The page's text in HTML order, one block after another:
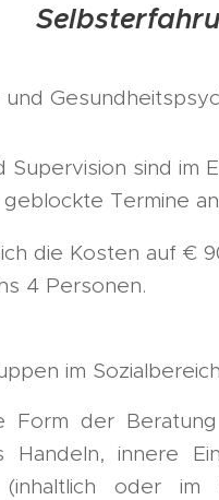
und
sind im
Termine
die Kosten auf €
4 Personen.
im
Form der
Handeln, innere
(inhaltlich oder